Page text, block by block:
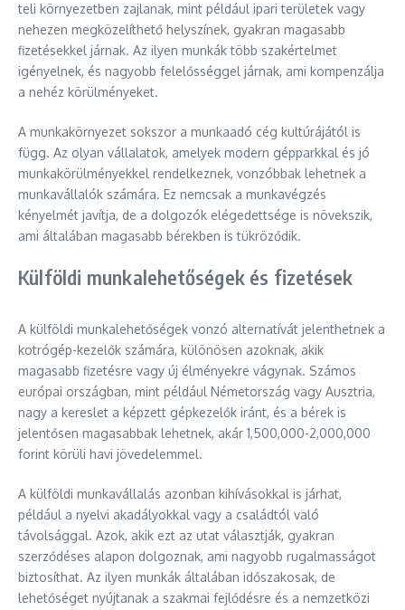
teli környezetben zajlanak, mint például ipari területek vagy
nehezen megközelíthető helyszínek, gyakran magasabb
fizetésekkel járnak. Az ilyen munkák több szakértelmet
igényelnek, és nagyobb felelősséggel járnak, ami kompenzálja
a nehéz körülményeket.
A munkakörnyezet sokszor a munkaadó cég kultúrájától is
függ. Az olyan vállalatok, amelyek modern gépparkkal és jó
munkakörülményekkel rendelkeznek, vonzóbbak lehetnek a
munkavállalók számára. Ez nemcsak a munkavégzés
kényelmét javítja, de a dolgozók elégedettsége is növekszik,
ami általában magasabb bérekben is tükröződik.
Külföldi munkalehetőségek és fizetések
A külföldi munkalehetőségek vonzó alternatívát jelenthetnek a
kotrógép-kezelők számára, különösen azoknak, akik
magasabb fizetésre vagy új élményekre vágynak. Számos
európai országban, mint például Németország vagy Ausztria,
nagy a kereslet a képzett gépkezelők iránt, és a bérek is
jelentősen magasabbak lehetnek, akár 1,500,000-2,000,000
forint körüli havi jövedelemmel.
A külföldi munkavállalás azonban kihívásokkal is járhat,
például a nyelvi akadályokkal vagy a családtól való
távolsággal. Azok, akik ezt az utat választják, gyakran
szerződéses alapon dolgoznak, ami nagyobb rugalmasságot
biztosíthat. Az ilyen munkák általában időszakosak, de
lehetőséget nyújtanak a szakmai fejlődésre és a nemzetközi